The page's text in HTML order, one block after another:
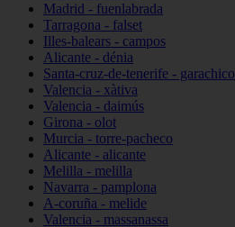
Madrid - fuenlabrada
Tarragona - falset
Illes-balears - campos
Alicante - dénia
Santa-cruz-de-tenerife - garachico
Valencia - xàtiva
Valencia - daimús
Girona - olot
Murcia - torre-pacheco
Alicante - alicante
Melilla - melilla
Navarra - pamplona
A-coruña - melide
Valencia - massanassa